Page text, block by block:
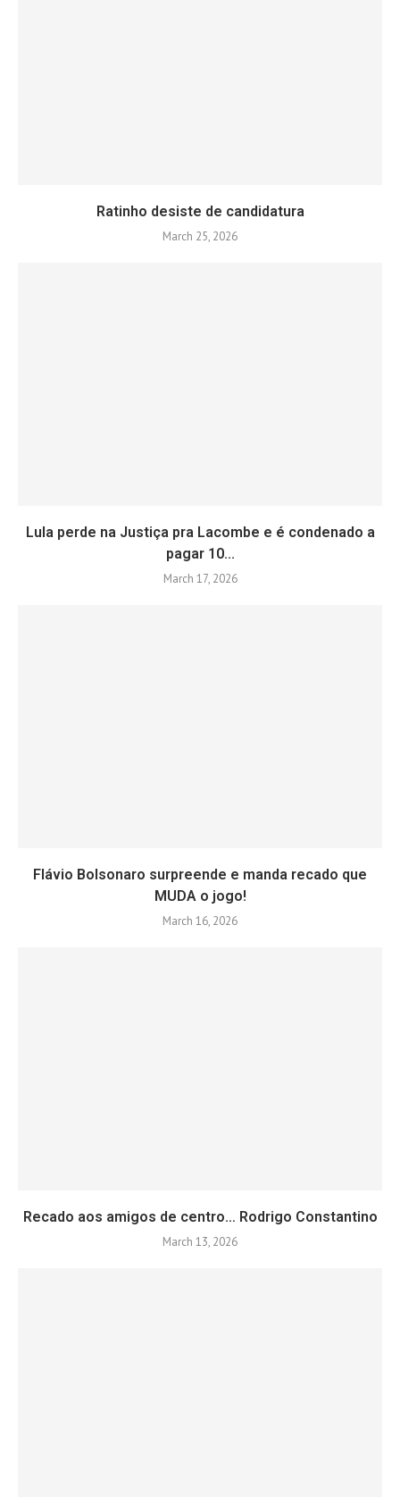
Ratinho desiste de candidatura
March 25, 2026
Lula perde na Justiça pra Lacombe e é condenado a
pagar 10...
March 17, 2026
Flávio Bolsonaro surpreende e manda recado que
MUDA o jogo!
March 16, 2026
Recado aos amigos de centro… Rodrigo Constantino
March 13, 2026